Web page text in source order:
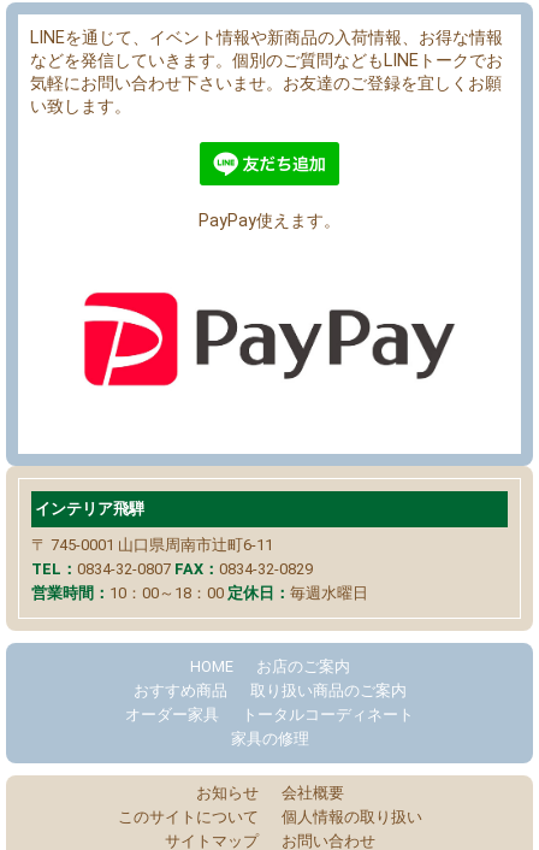
LINEを通じて、イベント情報や新商品の入荷情報、お得な情報
などを発信していきます。個別のご質問などもLINEトークでお
気軽にお問い合わせ下さいませ。お友達のご登録を宜しくお願
い致します。
PayPay使えます。
インテリア飛騨
〒 745-0001 山口県周南市辻町6-11
TEL： 0834-32-0807 FAX： 0834-32-0829
営業時間： 10：00～18：00 定休日： 毎週水曜日
HOME
お店のご案内
おすすめ商品
取り扱い商品のご案内
オーダー家具
トータルコーディネート
家具の修理
お知らせ
会社概要
このサイトについて
個人情報の取り扱い
サイトマップ
お問い合わせ